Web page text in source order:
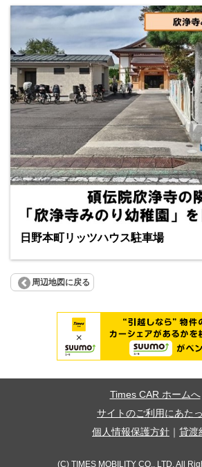
日野本町リッツハウス駐車場
周辺地図に戻る
Times CAR ホームへ
サイトのご利用にあた
個人情報保護方針
貸渡
(C) TIMES MOBILITY CO., LTD. All